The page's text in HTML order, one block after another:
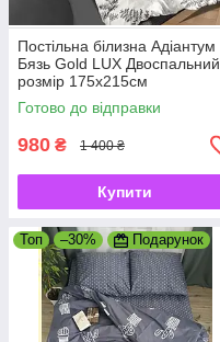
Постільна білизна Адіантум
Бязь Gold LUX Двоспальний
розмір 175х215см
Готово до відправки
980 ₴ 1 400 ₴
Купити
Топ –30% Подарунок